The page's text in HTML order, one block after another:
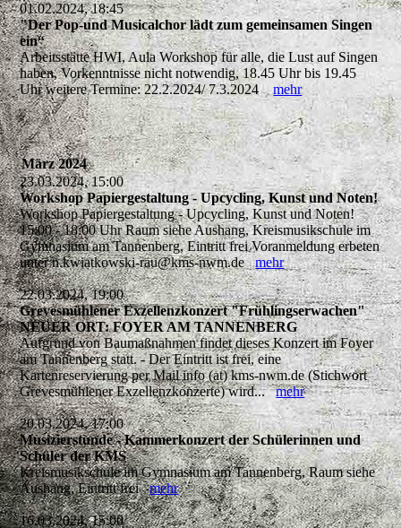
01.02.2024, 18:45
"Der Pop-und Musicalchor lädt zum gemeinsamen Singen
ein“
Arbeitsstätte HWI, Aula Workshop für alle, die Lust auf Singen
haben, Vorkenntnisse nicht notwendig, 18.45 Uhr bis 19.45
Uhr weitere Termine: 22.2.2024/ 7.3.2024mehr
März 2024
23.03.2024, 15:00
Workshop Papiergestaltung - Upcycling, Kunst und Noten!
Workshop Papiergestaltung - Upcycling, Kunst und Noten!
15:00 - 18:00 Uhr Raum siehe Aushang, Kreismusikschule im
Gymnasium am Tannenberg, Eintritt frei Voranmeldung erbeten
unter n.kwiatkowski-rau@kms-nwm.demehr
22.03.2024, 19:00
Grevesmühlener Exzellenzkonzert "Frühlingserwachen"
NEUER ORT: FOYER AM TANNENBERG
Aufgrund von Baumaßnahmen findet dieses Konzert im Foyer
am Tannenberg statt. - Der Eintritt ist frei, eine
Kartenreservierung per Mail info (at) kms-nwm.de (Stichwort
Grevesmühlener Exzellenzkonzerte) wird...mehr
20.03.2024, 17:00
Musizierstunde - Kammerkonzert der Schülerinnen und
Schüler der KMS
Kreismusikschule im Gymnasium am Tannenberg, Raum siehe
Aushang, Eintritt freimehr
16.03.2024, 15:00